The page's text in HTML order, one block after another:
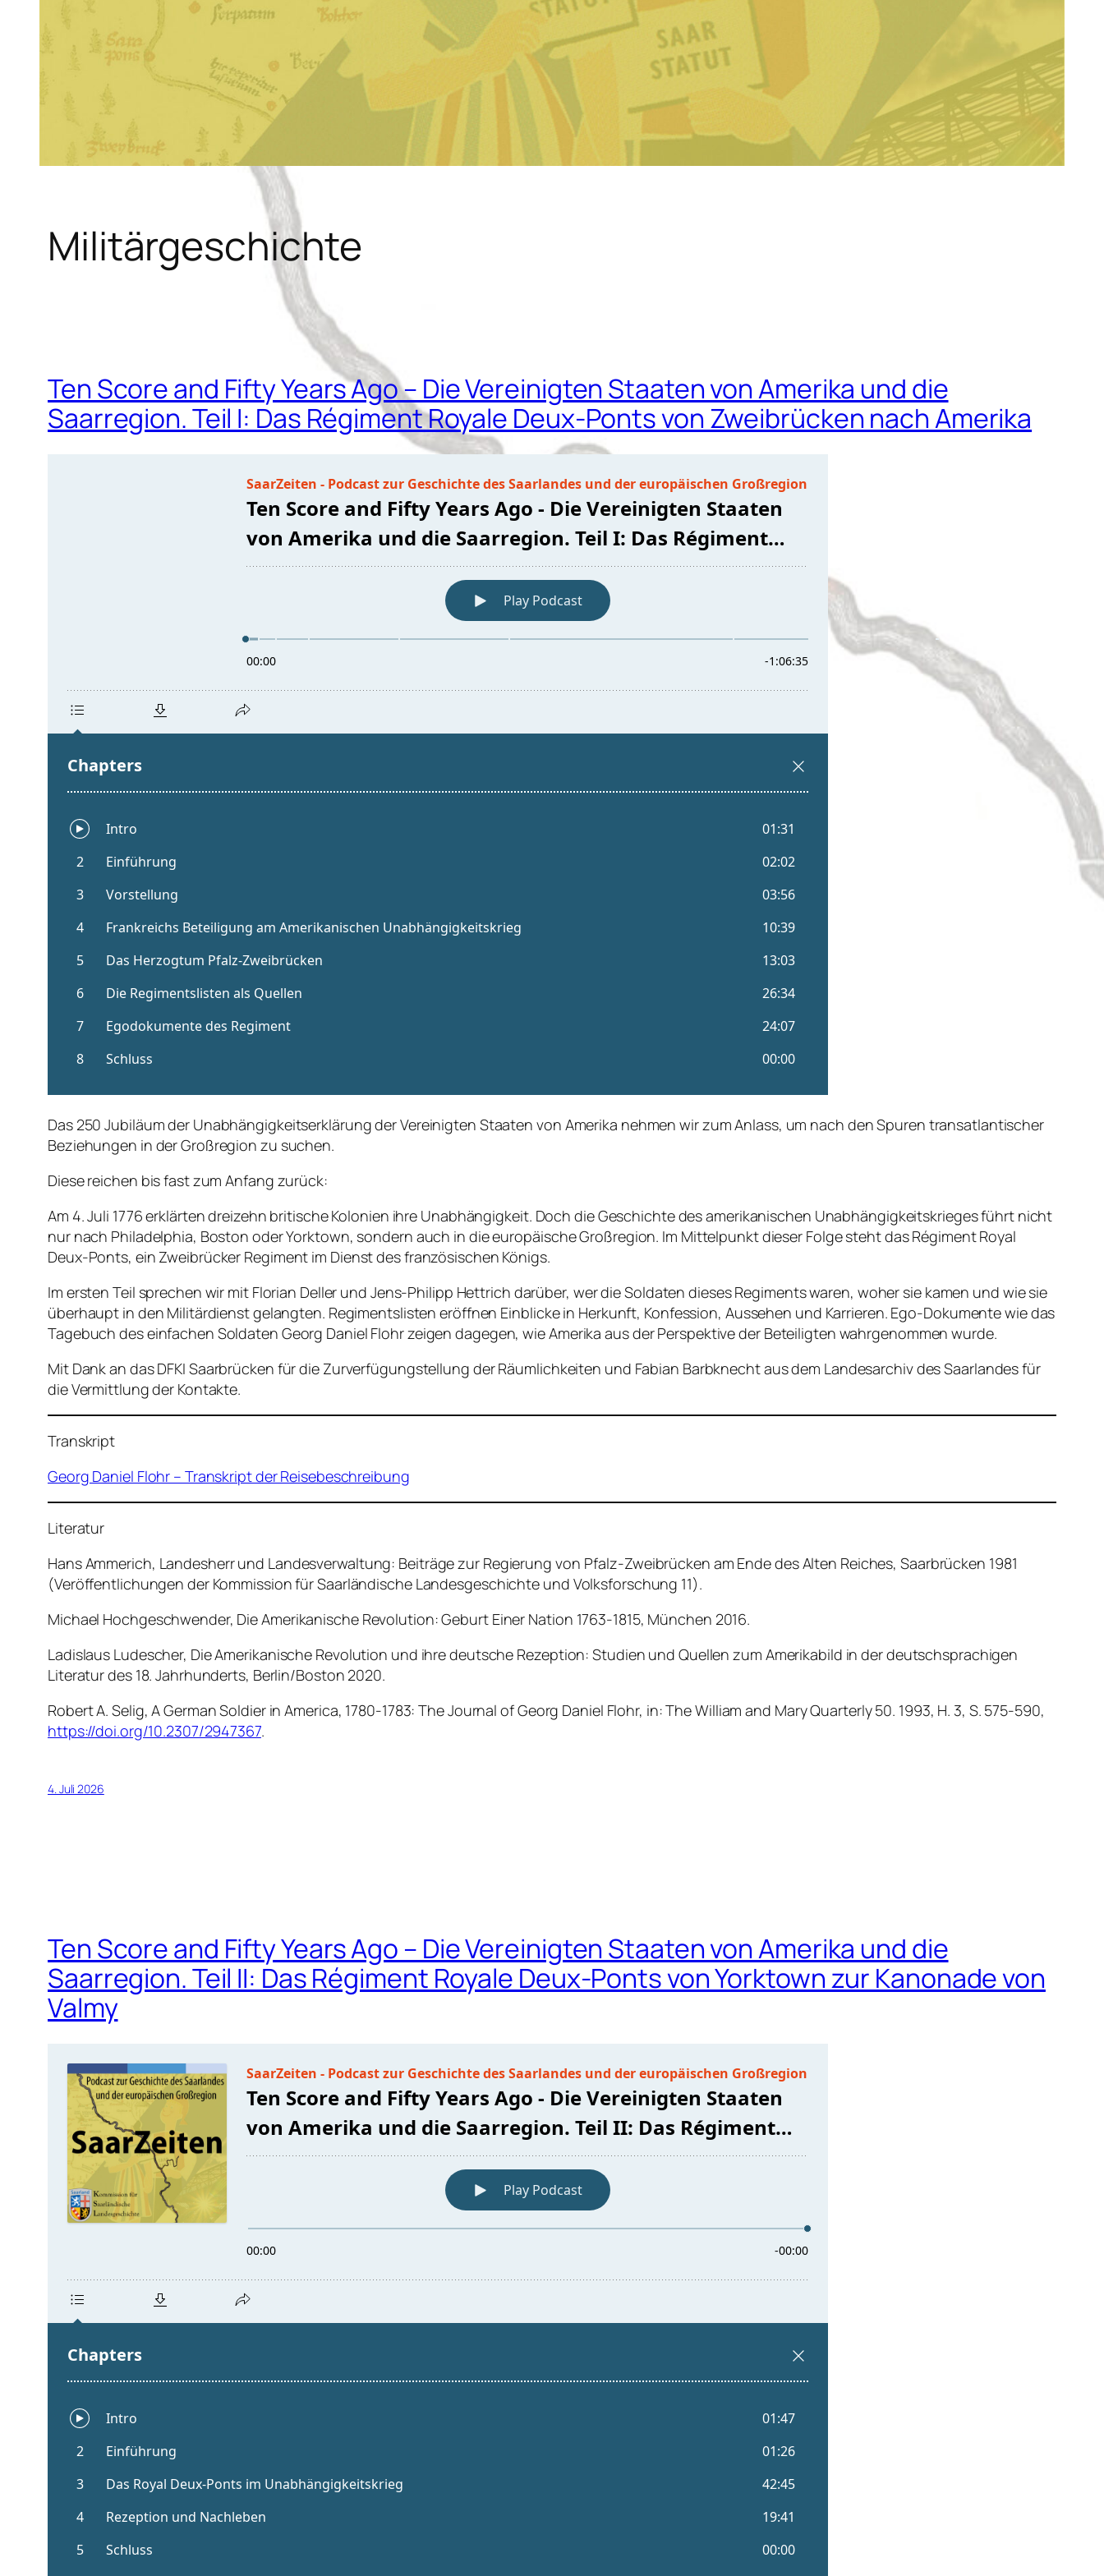
Militärgeschichte
Ten Score and Fifty Years Ago – Die Vereinigten Staaten von Amerika und die
Saarregion. Teil I: Das Régiment Royale Deux-Ponts von Zweibrücken nach Amerika
Das 250 Jubiläum der Unabhängigkeitserklärung der Vereinigten Staaten von Amerika nehmen wir zum Anlass, um nach den Spuren transatlantischer
Beziehungen in der Großregion zu suchen.
Diese reichen bis fast zum Anfang zurück:
Am 4. Juli 1776 erklärten dreizehn britische Kolonien ihre Unabhängigkeit. Doch die Geschichte des amerikanischen Unabhängigkeitskrieges führt nicht
nur nach Philadelphia, Boston oder Yorktown, sondern auch in die europäische Großregion. Im Mittelpunkt dieser Folge steht das Régiment Royal
Deux-Ponts, ein Zweibrücker Regiment im Dienst des französischen Königs.
Im ersten Teil sprechen wir mit Florian Deller und Jens-Philipp Hettrich darüber, wer die Soldaten dieses Regiments waren, woher sie kamen und wie sie
überhaupt in den Militärdienst gelangten. Regimentslisten eröffnen Einblicke in Herkunft, Konfession, Aussehen und Karrieren. Ego-Dokumente wie das
Tagebuch des einfachen Soldaten Georg Daniel Flohr zeigen dagegen, wie Amerika aus der Perspektive der Beteiligten wahrgenommen wurde.
Mit Dank an das DFKI Saarbrücken für die Zurverfügungstellung der Räumlichkeiten und Fabian Barbknecht aus dem Landesarchiv des Saarlandes für
die Vermittlung der Kontakte.
Transkript
Georg Daniel Flohr – Transkript der Reisebeschreibung
Literatur
Hans Ammerich, Landesherr und Landesverwaltung: Beiträge zur Regierung von Pfalz-Zweibrücken am Ende des Alten Reiches, Saarbrücken 1981
(Veröffentlichungen der Kommission für Saarländische Landesgeschichte und Volksforschung 11).
Michael Hochgeschwender, Die Amerikanische Revolution: Geburt Einer Nation 1763-1815, München 2016.
Ladislaus Ludescher, Die Amerikanische Revolution und ihre deutsche Rezeption: Studien und Quellen zum Amerikabild in der deutschsprachigen
Literatur des 18. Jahrhunderts, Berlin/Boston 2020.
Robert A. Selig, A German Soldier in America, 1780-1783: The Journal of Georg Daniel Flohr, in: The William and Mary Quarterly 50. 1993, H. 3, S. 575-590,
https://doi.org/10.2307/2947367.
4. Juli 2026
Ten Score and Fifty Years Ago – Die Vereinigten Staaten von Amerika und die
Saarregion. Teil II: Das Régiment Royale Deux-Ponts von Yorktown zur Kanonade von
Valmy